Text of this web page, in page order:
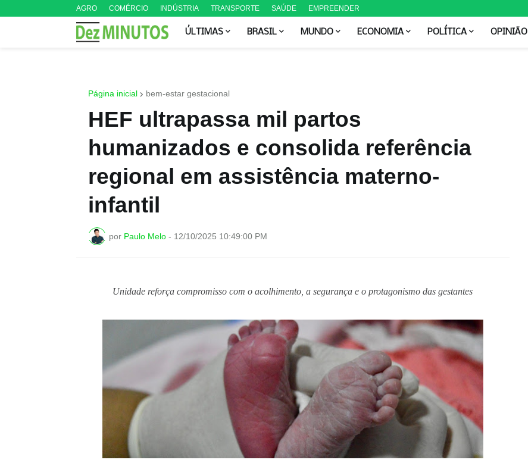
AGRO COMÉRCIO INDÚSTRIA TRANSPORTE SAÚDE EMPREENDER
ÚLTIMAS BRASIL MUNDO ECONOMIA POLÍTICA OPINIÃO
Página inicial bem-estar gestacional
HEF ultrapassa mil partos
humanizados e consolida referência
regional em assistência materno-
infantil
por Paulo Melo - 12/10/2025 10:49:00 PM
Unidade reforça compromisso com o acolhimento, a segurança e o protagonismo das gestantes